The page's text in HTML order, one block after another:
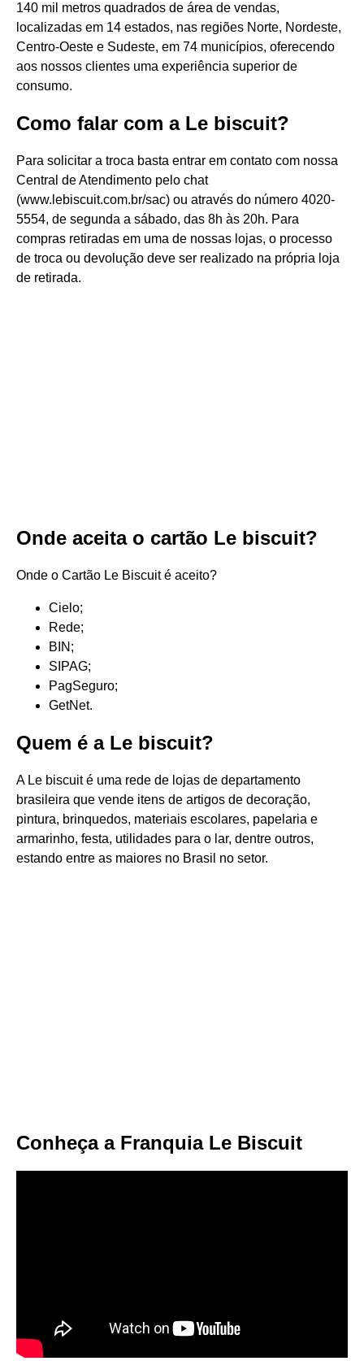
140 mil metros quadrados de área de vendas,
localizadas em 14 estados, nas regiões Norte, Nordeste,
Centro-Oeste e Sudeste, em 74 municípios, oferecendo
aos nossos clientes uma experiência superior de
consumo.
Como falar com a Le biscuit?
Para solicitar a troca basta entrar em contato com nossa
Central de Atendimento pelo chat
(www.lebiscuit.com.br/sac) ou através do número 4020-
5554, de segunda a sábado, das 8h às 20h. Para
compras retiradas em uma de nossas lojas, o processo
de troca ou devolução deve ser realizado na própria loja
de retirada.
Onde aceita o cartão Le biscuit?
Onde o Cartão Le Biscuit é aceito?
Cielo;
Rede;
BIN;
SIPAG;
PagSeguro;
GetNet.
Quem é a Le biscuit?
A Le biscuit é uma rede de lojas de departamento
brasileira que vende itens de artigos de decoração,
pintura, brinquedos, materiais escolares, papelaria e
armarinho, festa, utilidades para o lar, dentre outros,
estando entre as maiores no Brasil no setor.
Conheça a Franquia Le Biscuit